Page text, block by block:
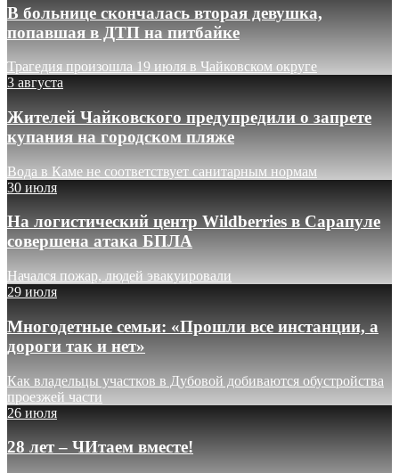
В больнице скончалась вторая девушка,
попавшая в ДТП на питбайке
Трагедия произошла 19 июля в Чайковском округе
3 августа
Жителей Чайковского предупредили о запрете
купания на городском пляже
Вода в Каме не соответствует санитарным нормам
30 июля
На логистический центр Wildberries в Сарапуле
совершена атака БПЛА
Начался пожар, людей эвакуировали
29 июля
Многодетные семьи: «Прошли все инстанции, а
дороги так и нет»
Как владельцы участков в Дубовой добиваются обустройства
проезжей части
26 июля
28 лет – ЧИтаем вместе!